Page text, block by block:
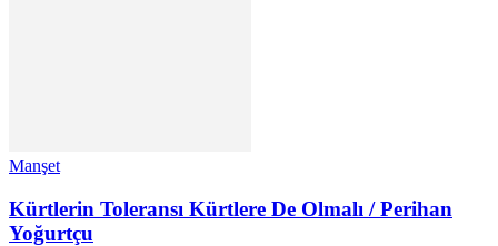
Manşet
Kürtlerin Toleransı Kürtlere De Olmalı / Perihan
Yoğurtçu